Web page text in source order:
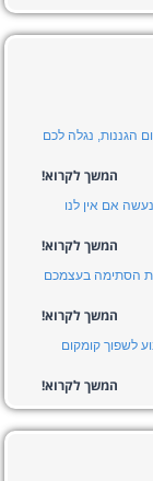
הגננות, נגלה לכם
המשך לקרוא!
אם אין לנו
המשך לקרוא!
הסתימה בעצמכם
המשך לקרוא!
לשפוך קומקום
המשך לקרוא!